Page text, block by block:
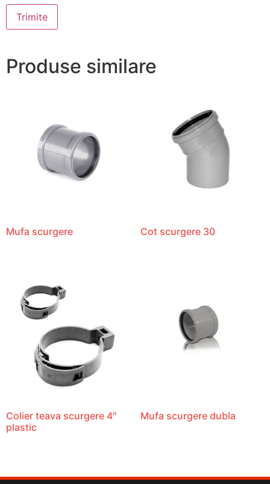
Produse similare
Mufa scurgere Cot scurgere 30
Colier teava scurgere 4″
plastic
Mufa scurgere dubla